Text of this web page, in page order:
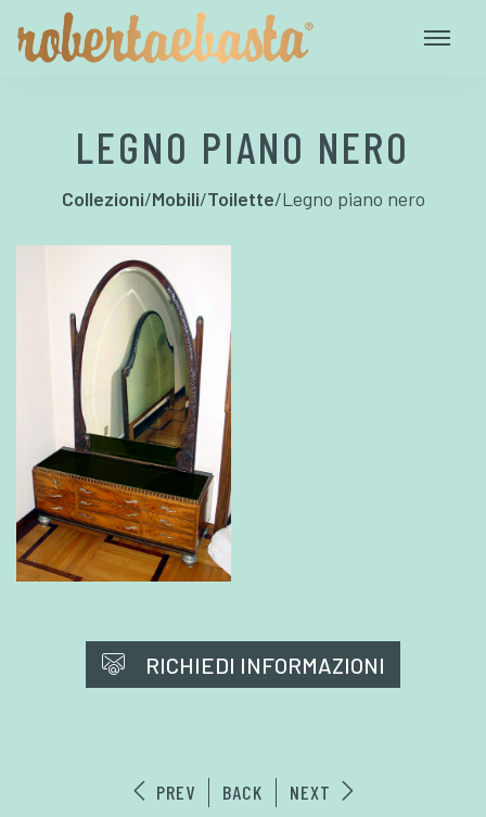
LEGNO PIANO NERO
Collezioni/Mobili/Toilette/Legno piano nero
RICHIEDI INFORMAZIONI
PREV BACK NEXT